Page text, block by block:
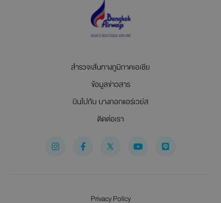
สำรวจเส้นทางภูมิภาคเอเชีย
ข้อมูลข่าวสาร
บินไปกับ บางกอกแอร์เวย์ส
ติดต่อเรา
n
F
a o
Privacy Policy